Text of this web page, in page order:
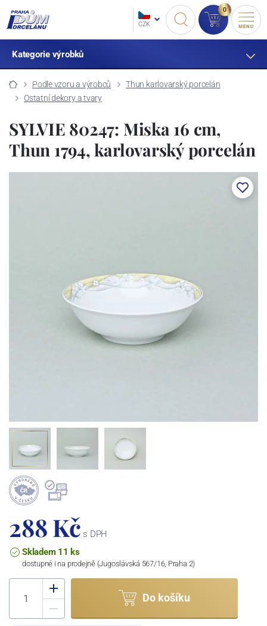
CZK
0
MENU
Kategorie výrobků
Podle vzoru a výrobců
Thun karlovarský porcelán
Ostatní dekory a tvary
SYLVIE 80247: Miska 16 cm,
Thun 1794, karlovarský porcelán
288 Kč s DPH
Skladem 11 ks
dostupné i na prodejně (Jugoslávská 567/16, Praha 2)
Do košíku